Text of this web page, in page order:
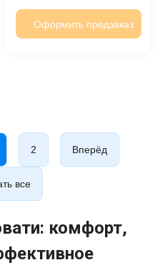
Оформить предзаказ
2 Вперёд
все
комфорт,